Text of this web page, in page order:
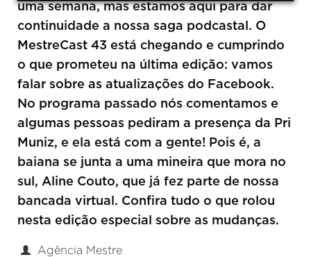
uma semana, mas estamos aqui para dar
continuidade a nossa saga podcastal. O
MestreCast 43 está chegando e cumprindo
o que prometeu na última edição: vamos
falar sobre as atualizações do Facebook.
No programa passado nós comentamos e
algumas pessoas pediram a presença da Pri
Muniz, e ela está com a gente! Pois é, a
baiana se junta a uma mineira que mora no
sul, Aline Couto, que já fez parte de nossa
bancada virtual. Confira tudo o que rolou
nesta edição especial sobre as mudanças.
Agência Mestre